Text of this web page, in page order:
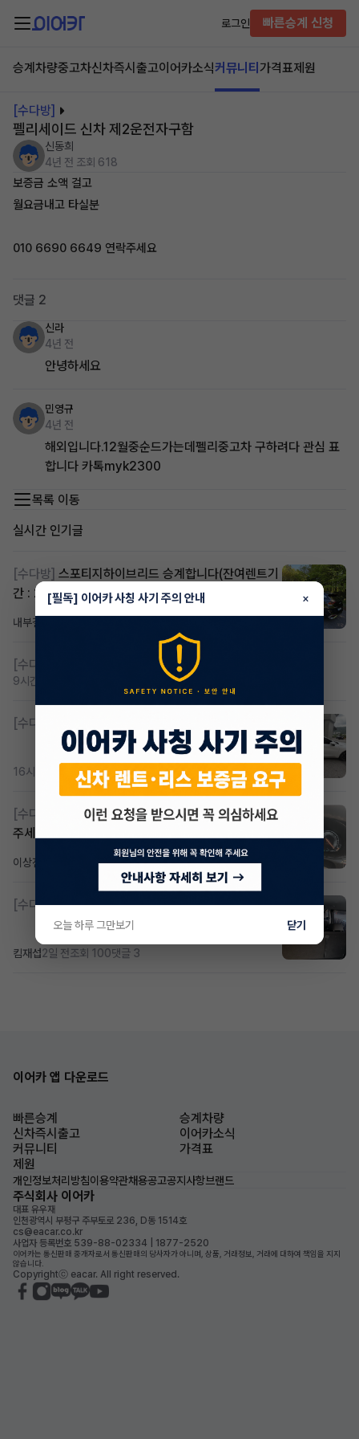
로그인 빠른승계 신청
승계차량중고차신차즉시출고이어카소식커뮤니티 가격표제원
[수다방]
펠리세이드 신차 제2운전자구함
신동희
4년 전 조회 618
보증금 소액 걸고
월요금내고 타실분
010 6690 6649 연락주세요
댓글 2
신라
4년 전
안녕하세요
민영규
4년 전
해외입니다.12월중순드가는데펠리중고차 구하려다 관심 표
합니다 카톡myk2300
목록 이동
실시간 인기글
[수다방] 스포티지하이브리드 승계합니다(잔여렌트기
간 : 26개월)
내부결재
[수다방] 저신용 무심사 or 신차 렌트 찾으시는분!!
9시간 전
[수다방]
16시간 전 조회 367댓글 2
[수다방]
Gv70 승계자분 구합니다 지원금 협의연락
주세요
이상진 조회 184댓글 1
[수다방] 소렌토 2.5 T&스타리아9인승디젤 2운전자
킴재섭2일 전조회 100댓글 3
이어카 앱 다운로드
빠른승계
승계차량
신차즉시출고
이어카소식
커뮤니티
가격표
제원
개인정보처리방침이용약관채용공고공지사항브랜드
주식회사 이어카
대표 유우재
인천광역시 부평구 주부토로 236, D동 1514호
cs@eacar.co.kr
사업자 등록번호 539-88-02334 | 1877-2520
이어카는 통신판매 중개자로서 통신판매의 당사자가 아니며, 상품, 거래정보, 거래에 대하여 책임을 지지
않습니다.
Copyrightⓒ eacar. All right reserved.
[필독] 이어카 사칭 사기 주의 안내 ×
오늘 하루 그만보기 닫기